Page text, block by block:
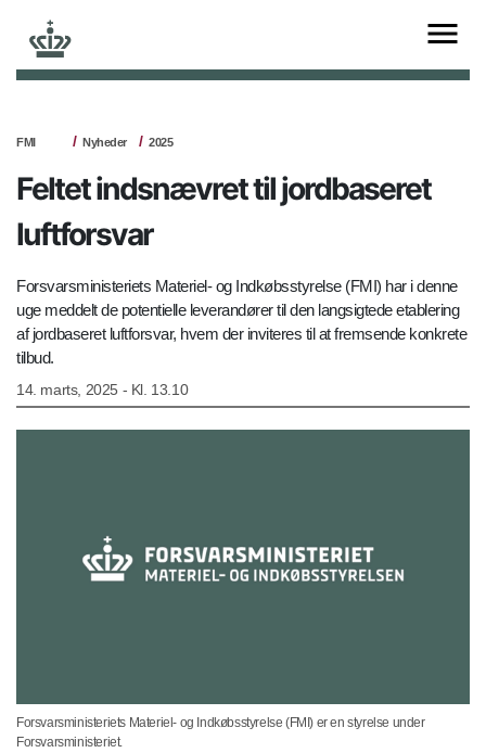
FMI Nyheder 2025
Feltet indsnævret til jordbaseret
luftforsvar
Forsvarsministeriets Materiel- og Indkøbsstyrelse (FMI) har i denne
uge meddelt de potentielle leverandører til den langsigtede etablering
af jordbaseret luftforsvar, hvem der inviteres til at fremsende konkrete
tilbud.
14. marts, 2025 - Kl. 13.10
Forsvarsministeriets Materiel- og Indkøbsstyrelse (FMI) er en styrelse under
Forsvarsministeriet.